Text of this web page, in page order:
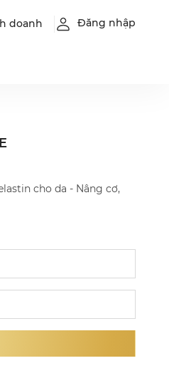
doanh Đăng nhập
cho da - Nâng cơ,